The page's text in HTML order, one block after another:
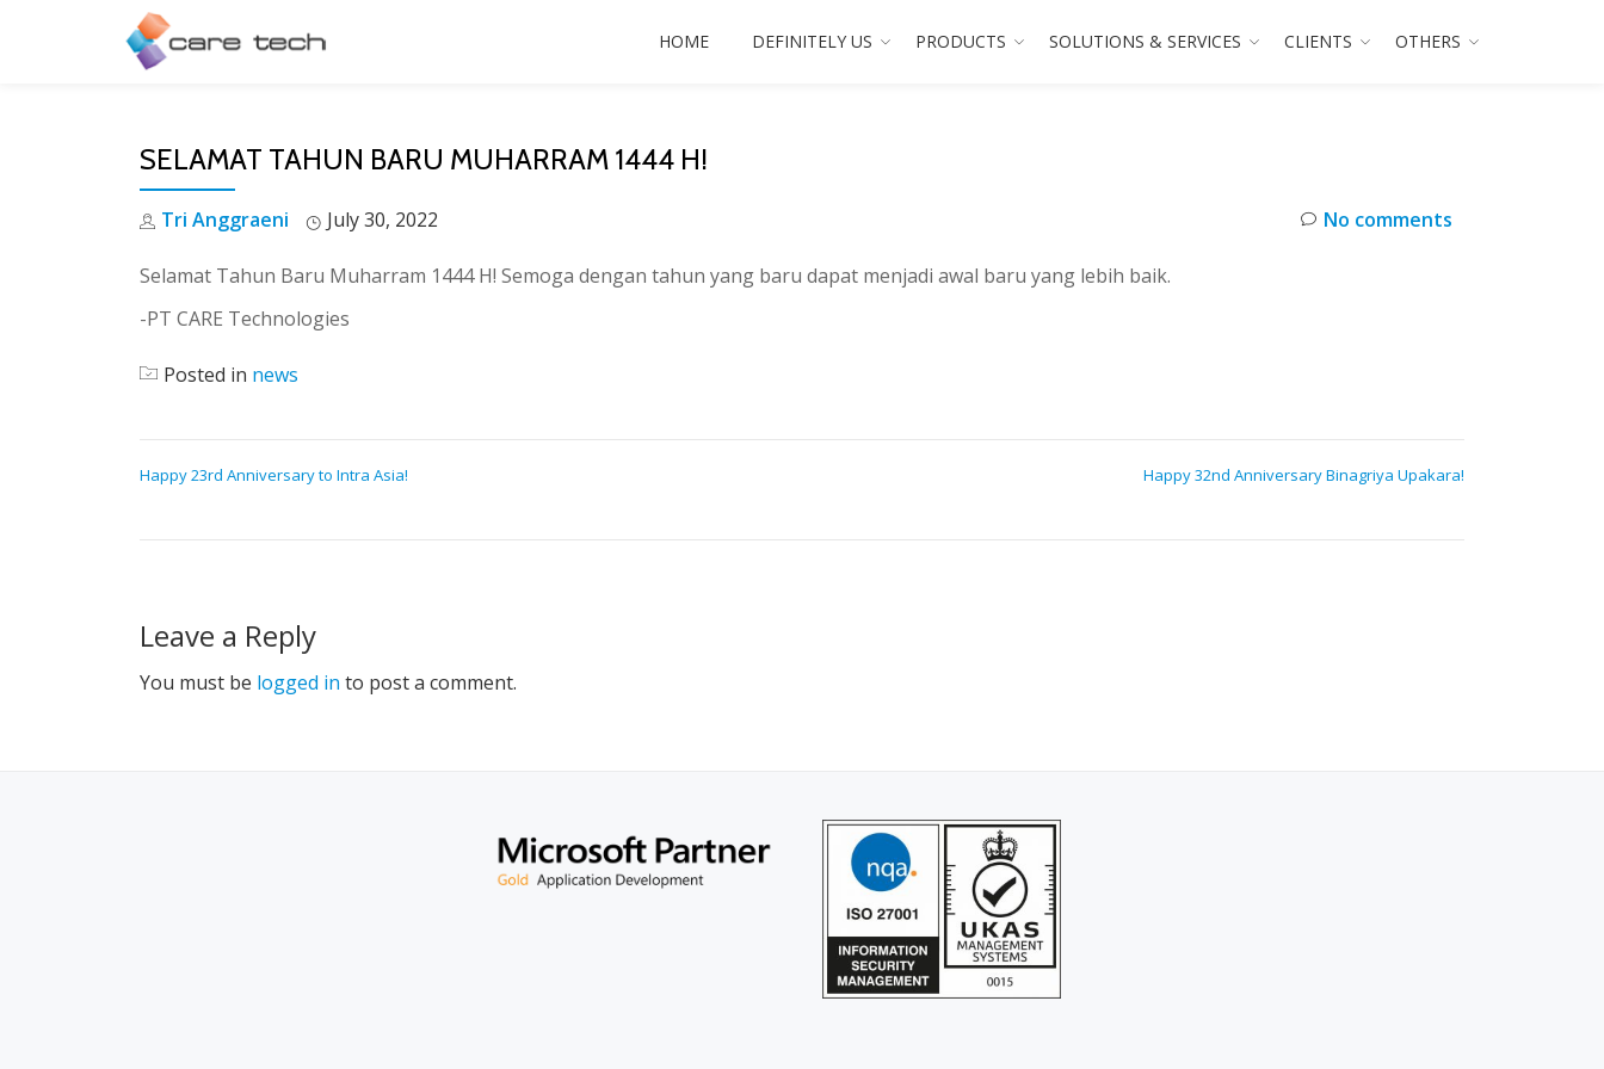
HOME DEFINITELY US PRODUCTS SOLUTIONS & SERVICES CLIENTS OTHERS
SELAMAT TAHUN BARU MUHARRAM 1444 H!
Tri Anggraeni July 30, 2022 No comments
Selamat Tahun Baru Muharram 1444 H! Semoga dengan tahun yang baru dapat menjadi awal baru yang lebih baik.
-PT CARE Technologies
Posted in news
POST
Happy 23rd Anniversary to Intra Asia! Happy 32nd Anniversary Binagriya Upakara!
Leave a Reply
You must be logged in to post a comment.